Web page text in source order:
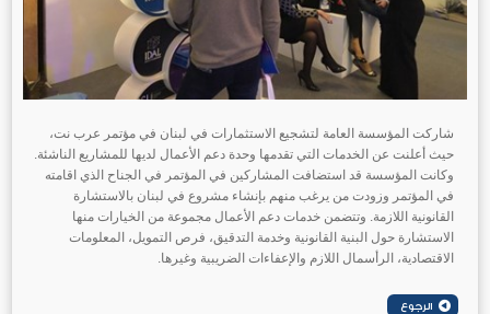
شاركت المؤسسة العامة لتشجيع الاستثمارات في لبنان في مؤتمر عرب نت،
حيث أعلنت عن الخدمات التي تقدمها وحدة دعم الأعمال لديها للمشاريع الناشئة.
وكانت المؤسسة قد استضافت المشاركين في المؤتمر في الجناح الذي اقامته
في المؤتمر وزودت من يرغب منهم بإنشاء مشروع في لبنان بالاستشارة
القانونية اللازمة. وتتضمن خدمات دعم الأعمال مجموعة من الخيارات منها
الاستشارة حول البنية القانونية وخدمة التدقيق، فرص التمويل، المعلومات
الاقتصادية، الرأسمال اللازم والإعفاءات الضريبية وغيرها.